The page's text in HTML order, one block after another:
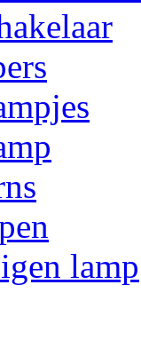
lamp